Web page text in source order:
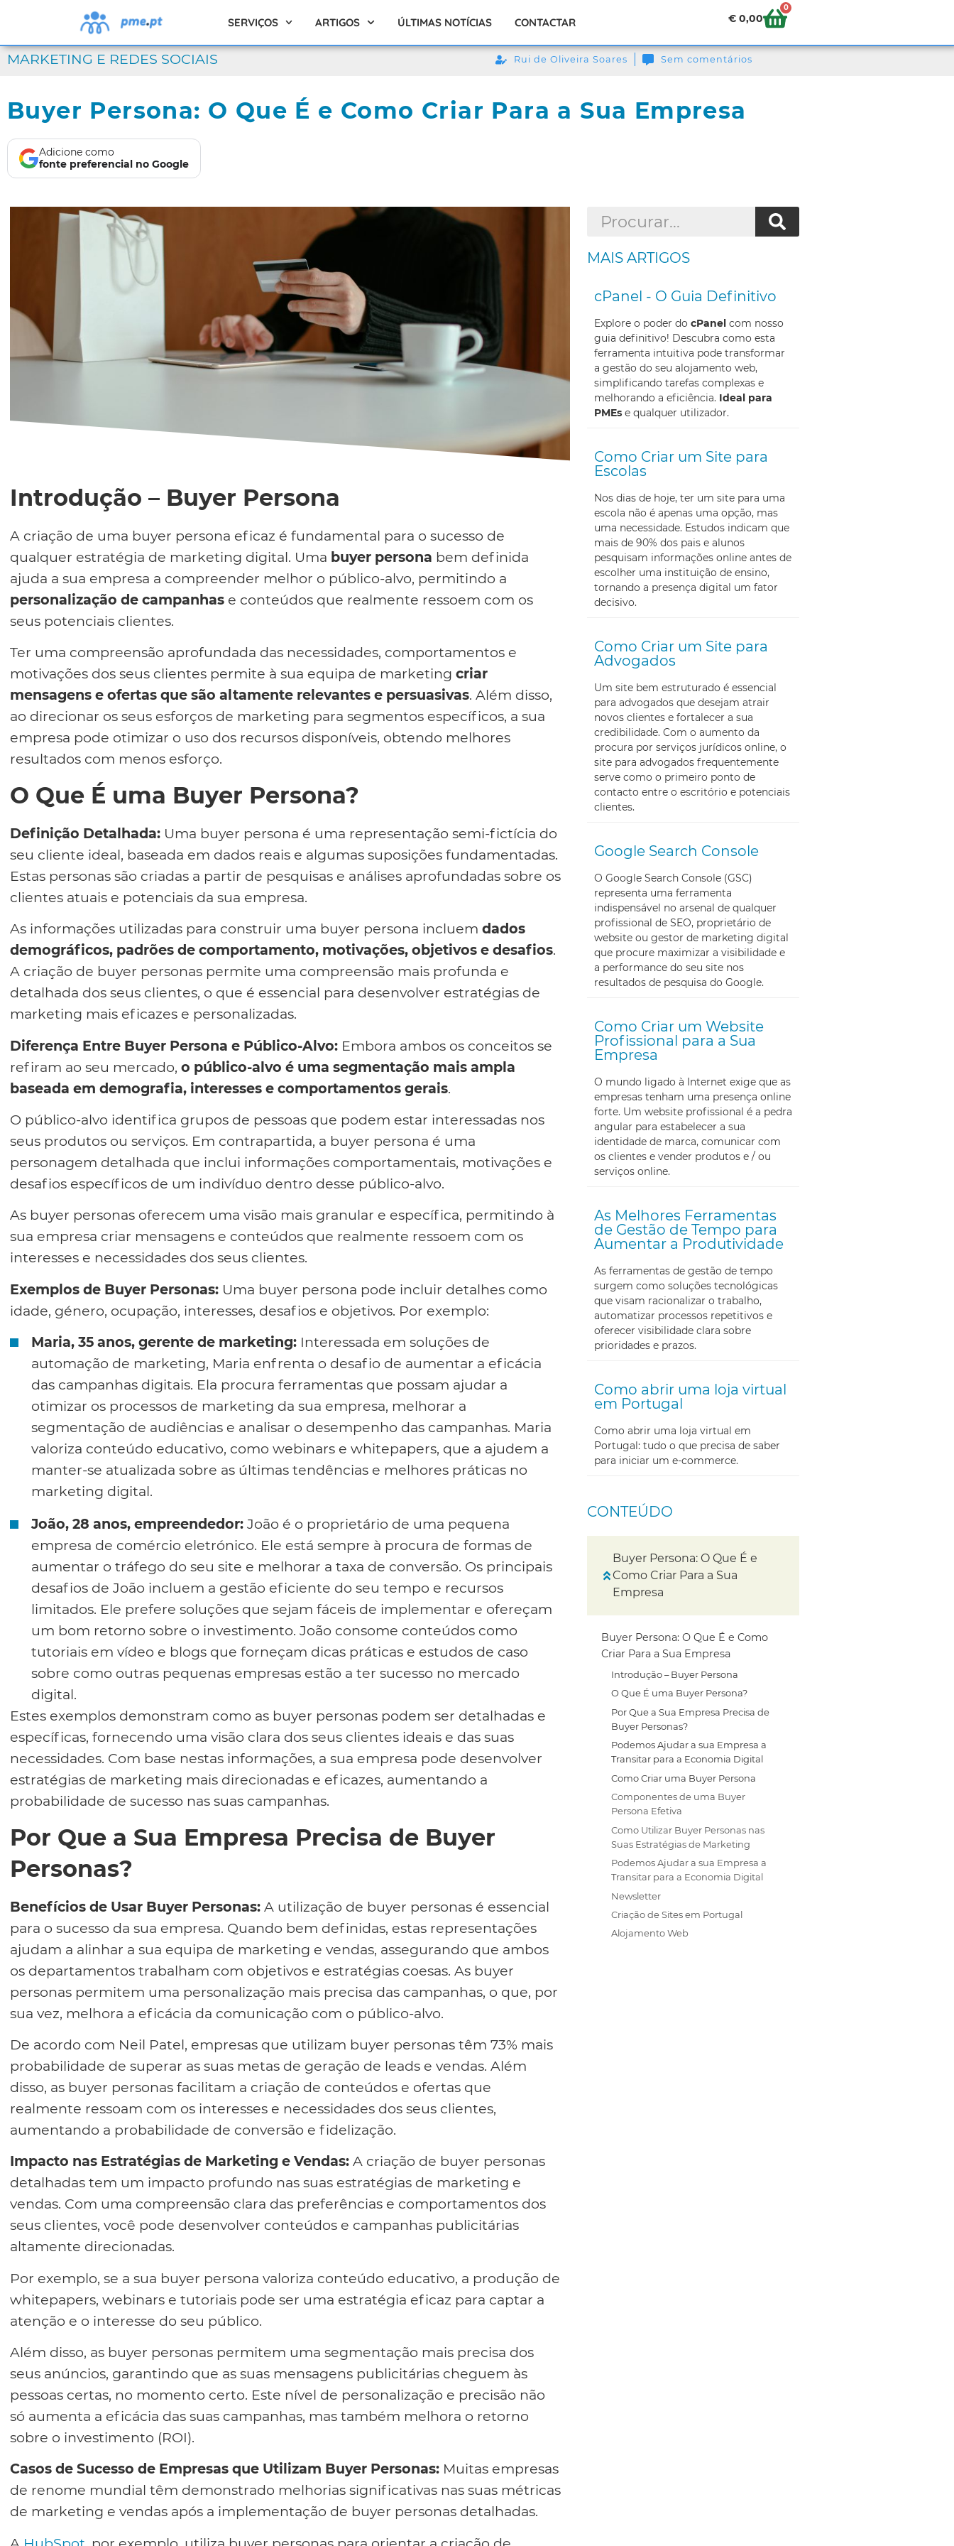
SERVIÇOS ARTIGOS ÚLTIMAS NOTÍCIAS CONTACTAR € 0,00
0
MARKETING E REDES SOCIAIS Rui de Oliveira Soares Sem comentários
Buyer Persona: O Que É e Como Criar Para a Sua Empresa
Adicione como
fonte preferencial no Google
Introdução – Buyer Persona
A criação de uma buyer persona eficaz é fundamental para o sucesso de
qualquer estratégia de marketing digital. Uma buyer persona bem definida
ajuda a sua empresa a compreender melhor o público-alvo, permitindo a
personalização de campanhas e conteúdos que realmente ressoem com os
seus potenciais clientes.
Ter uma compreensão aprofundada das necessidades, comportamentos e
motivações dos seus clientes permite à sua equipa de marketing criar
mensagens e ofertas que são altamente relevantes e persuasivas. Além disso,
ao direcionar os seus esforços de marketing para segmentos específicos, a sua
empresa pode otimizar o uso dos recursos disponíveis, obtendo melhores
resultados com menos esforço.
O Que É uma Buyer Persona?
Definição Detalhada: Uma buyer persona é uma representação semi-fictícia do
seu cliente ideal, baseada em dados reais e algumas suposições fundamentadas.
Estas personas são criadas a partir de pesquisas e análises aprofundadas sobre os
clientes atuais e potenciais da sua empresa.
As informações utilizadas para construir uma buyer persona incluem dados
demográficos, padrões de comportamento, motivações, objetivos e desafios.
A criação de buyer personas permite uma compreensão mais profunda e
detalhada dos seus clientes, o que é essencial para desenvolver estratégias de
marketing mais eficazes e personalizadas.
Diferença Entre Buyer Persona e Público-Alvo: Embora ambos os conceitos se
refiram ao seu mercado, o público-alvo é uma segmentação mais ampla
baseada em demografia, interesses e comportamentos gerais.
O público-alvo identifica grupos de pessoas que podem estar interessadas nos
seus produtos ou serviços. Em contrapartida, a buyer persona é uma
personagem detalhada que inclui informações comportamentais, motivações e
desafios específicos de um indivíduo dentro desse público-alvo.
As buyer personas oferecem uma visão mais granular e específica, permitindo à
sua empresa criar mensagens e conteúdos que realmente ressoem com os
interesses e necessidades dos seus clientes.
Exemplos de Buyer Personas: Uma buyer persona pode incluir detalhes como
idade, género, ocupação, interesses, desafios e objetivos. Por exemplo:
Maria, 35 anos, gerente de marketing: Interessada em soluções de
automação de marketing, Maria enfrenta o desafio de aumentar a eficácia
das campanhas digitais. Ela procura ferramentas que possam ajudar a
otimizar os processos de marketing da sua empresa, melhorar a
segmentação de audiências e analisar o desempenho das campanhas. Maria
valoriza conteúdo educativo, como webinars e whitepapers, que a ajudem a
manter-se atualizada sobre as últimas tendências e melhores práticas no
marketing digital.
João, 28 anos, empreendedor: João é o proprietário de uma pequena
empresa de comércio eletrónico. Ele está sempre à procura de formas de
aumentar o tráfego do seu site e melhorar a taxa de conversão. Os principais
desafios de João incluem a gestão eficiente do seu tempo e recursos
limitados. Ele prefere soluções que sejam fáceis de implementar e ofereçam
um bom retorno sobre o investimento. João consome conteúdos como
tutoriais em vídeo e blogs que forneçam dicas práticas e estudos de caso
sobre como outras pequenas empresas estão a ter sucesso no mercado
digital.
Estes exemplos demonstram como as buyer personas podem ser detalhadas e
específicas, fornecendo uma visão clara dos seus clientes ideais e das suas
necessidades. Com base nestas informações, a sua empresa pode desenvolver
estratégias de marketing mais direcionadas e eficazes, aumentando a
probabilidade de sucesso nas suas campanhas.
Por Que a Sua Empresa Precisa de Buyer
Personas?
Benefícios de Usar Buyer Personas: A utilização de buyer personas é essencial
para o sucesso da sua empresa. Quando bem definidas, estas representações
ajudam a alinhar a sua equipa de marketing e vendas, assegurando que ambos
os departamentos trabalham com objetivos e estratégias coesas. As buyer
personas permitem uma personalização mais precisa das campanhas, o que, por
sua vez, melhora a eficácia da comunicação com o público-alvo.
De acordo com Neil Patel, empresas que utilizam buyer personas têm 73% mais
probabilidade de superar as suas metas de geração de leads e vendas. Além
disso, as buyer personas facilitam a criação de conteúdos e ofertas que
realmente ressoam com os interesses e necessidades dos seus clientes,
aumentando a probabilidade de conversão e fidelização.
Impacto nas Estratégias de Marketing e Vendas: A criação de buyer personas
detalhadas tem um impacto profundo nas suas estratégias de marketing e
vendas. Com uma compreensão clara das preferências e comportamentos dos
seus clientes, você pode desenvolver conteúdos e campanhas publicitárias
altamente direcionadas.
Por exemplo, se a sua buyer persona valoriza conteúdo educativo, a produção de
whitepapers, webinars e tutoriais pode ser uma estratégia eficaz para captar a
atenção e o interesse do seu público.
Além disso, as buyer personas permitem uma segmentação mais precisa dos
seus anúncios, garantindo que as suas mensagens publicitárias cheguem às
pessoas certas, no momento certo. Este nível de personalização e precisão não
só aumenta a eficácia das suas campanhas, mas também melhora o retorno
sobre o investimento (ROI).
Casos de Sucesso de Empresas que Utilizam Buyer Personas: Muitas empresas
de renome mundial têm demonstrado melhorias significativas nas suas métricas
de marketing e vendas após a implementação de buyer personas detalhadas.
MAIS ARTIGOS
cPanel - O Guia Definitivo
Explore o poder do cPanelcom nosso
guia definitivo! Descubra como esta
ferramenta intuitiva pode transformar
a gestão do seu alojamento web,
simplificando tarefas complexas e
melhorando a eficiência. Ideal para
PMEse qualquer utilizador.
Como Criar um Site para
Escolas
Nos dias de hoje, ter um site para uma
escola não é apenas uma opção, mas
uma necessidade. Estudos indicam que
mais de 90% dos pais e alunos
pesquisam informações online antes de
escolher uma instituição de ensino,
tornando a presença digital um fator
decisivo.
Como Criar um Site para
Advogados
Um site bem estruturado é essencial
para advogados que desejam atrair
novos clientes e fortalecer a sua
credibilidade. Com o aumento da
procura por serviços jurídicos online, o
site para advogados frequentemente
serve como o primeiro ponto de
contacto entre o escritório e potenciais
clientes.
Google Search Console
O Google Search Console (GSC)
representa uma ferramenta
indispensável no arsenal de qualquer
profissional de SEO, proprietário de
website ou gestor de marketing digital
que procure maximizar a visibilidade e
a performance do seu site nos
resultados de pesquisa do Google.
Como Criar um Website
Profissional para a Sua
Empresa
O mundo ligado à Internet exige que as
empresas tenham uma presença online
forte. Um website profissional é a pedra
angular para estabelecer a sua
identidade de marca, comunicar com
os clientes e vender produtos e / ou
serviços online.
As Melhores Ferramentas
de Gestão de Tempo para
Aumentar a Produtividade
As ferramentas de gestão de tempo
surgem como soluções tecnológicas
que visam racionalizar o trabalho,
automatizar processos repetitivos e
oferecer visibilidade clara sobre
prioridades e prazos.
Como abrir uma loja virtual
em Portugal
Como abrir uma loja virtual em
Portugal: tudo o que precisa de saber
para iniciar um e-commerce.
CONTEÚDO
Buyer Persona: O Que É e
Como Criar Para a Sua
Empresa
Buyer Persona: O Que É e Como
Criar Para a Sua Empresa
Introdução – Buyer Persona
O Que É uma Buyer Persona?
Por Que a Sua Empresa Precisa de
Buyer Personas?
Podemos Ajudar a sua Empresa a
Transitar para a Economia Digital
Como Criar uma Buyer Persona
Componentes de uma Buyer
Persona Efetiva
Como Utilizar Buyer Personas nas
Suas Estratégias de Marketing
Podemos Ajudar a sua Empresa a
Transitar para a Economia Digital
Newsletter
Criação de Sites em Portugal
Alojamento Web